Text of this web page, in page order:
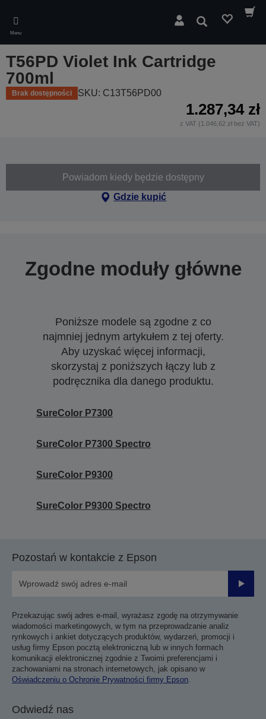
main
content
Menu
Wyszukaj
T56PD Violet Ink Cartridge
700ml
Brak dostępności SKU: C13T56PD00
1.287,34 zł
z VAT (1.046,62 zł bez VAT)
Powiadom kiedy będzie dostępny
Gdzie kupić
Zgodne moduły główne
Poniższe modele są zgodne z co
najmniej jednym artykułem z tej oferty.
Aby uzyskać więcej informacji,
skorzystaj z poniższych łączy lub z
podręcznika dla danego produktu.
SureColor P7300
SureColor P7300 Spectro
SureColor P9300
SureColor P9300 Spectro
Pozostań w kontakcie z Epson
Przekazując swój adres e-mail, wyrażasz zgodę na otrzymywanie
wiadomości marketingowych, w tym na przeprowadzanie analiz
rynkowych i ankiet dotyczących produktów, wydarzeń, promocji i
usług firmy Epson pocztą elektroniczną lub w innych formach
komunikacji elektronicznej zgodnie z Twoimi preferencjami i
zachowaniami na stronach internetowych, jak opisano w
Oświadczeniu o Ochronie Prywatności firmy Epson.
Odwiedź nas